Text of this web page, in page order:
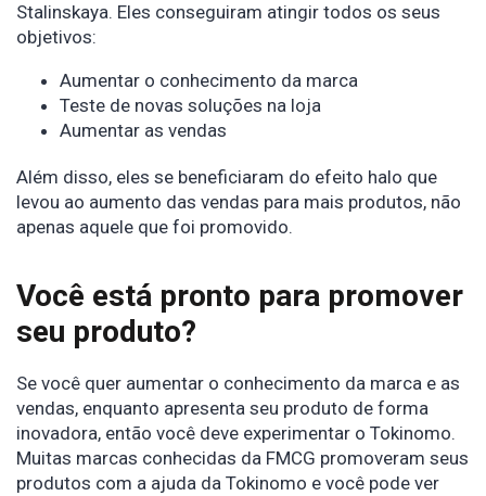
Stalinskaya. Eles conseguiram atingir todos os seus
objetivos:
Aumentar o conhecimento da marca
Teste de novas soluções na loja
Aumentar as vendas
Além disso, eles se beneficiaram do efeito halo que
levou ao aumento das vendas para mais produtos, não
apenas aquele que foi promovido.
Você está pronto para promover
seu produto?
Se você quer aumentar o conhecimento da marca e as
vendas, enquanto apresenta seu produto de forma
inovadora, então você deve experimentar o Tokinomo.
Muitas marcas conhecidas da FMCG promoveram seus
produtos com a ajuda da Tokinomo e você pode ver